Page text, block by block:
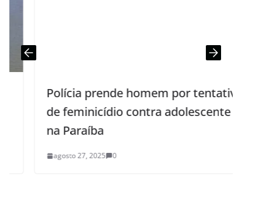
Polícia prende homem por tentativa
de feminicídio contra adolescente
na Paraíba
agosto 27, 2025 0